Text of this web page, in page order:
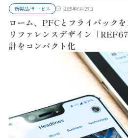
新製品/サービス 2025年6月25日
ローム、PFCとフライバック
リファレンスデザイン「
計をコンパクト化